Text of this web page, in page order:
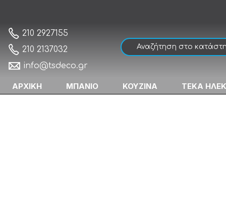
210 2927155
210 2137032
info@tsdeco.gr
ΑΡΧΙΚΗ ΜΠΑΝΙΟ ΚΟΥΖΙΝΑ ΤΕΚΑ